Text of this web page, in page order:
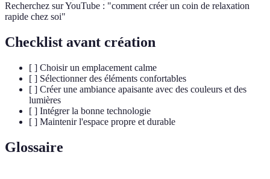
Recherchez sur YouTube : "comment créer un coin de relaxation
rapide chez soi"
Checklist avant création
[ ] Choisir un emplacement calme
[ ] Sélectionner des éléments confortables
[ ] Créer une ambiance apaisante avec des couleurs et des
lumières
[ ] Intégrer la bonne technologie
[ ] Maintenir l'espace propre et durable
Glossaire